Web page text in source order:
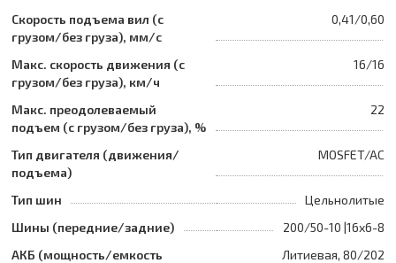
Скорость подъема вил (с
грузом/без груза), мм/с
0,41/0,60
Макс. скорость движения (с
грузом/без груза), км/ч
16/16
Макс. преодолеваемый
подъем (с грузом/без груза), %
22
Тип двигателя (движения/
подъема)
MOSFET/AC
Тип шин
Цельнолитые
Шины (передние/задние)
200/50-10 |16x6-8
АКБ (мощность/емкость
Литиевая, 80/202